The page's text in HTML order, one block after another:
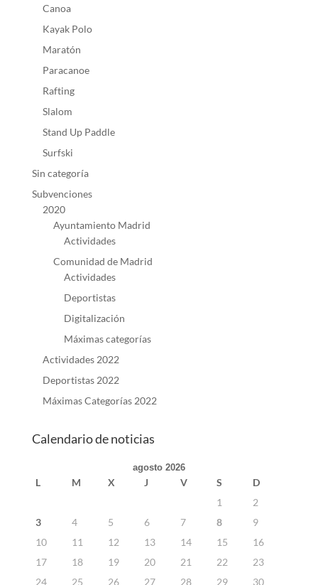
Canoa
Kayak Polo
Maratón
Paracanoe
Rafting
Slalom
Stand Up Paddle
Surfski
Sin categoría
Subvenciones
2020
Ayuntamiento Madrid
Actividades
Comunidad de Madrid
Actividades
Deportistas
Digitalización
Máximas categorías
Actividades 2022
Deportistas 2022
Máximas Categorías 2022
Calendario de noticias
agosto 2026
L M X J V S
D
1
2
3
4 5 6 7 8
9
10
11 12 13 14 15
16
17
18 19 20 21 22
23
24
25 26 27 28 29 30